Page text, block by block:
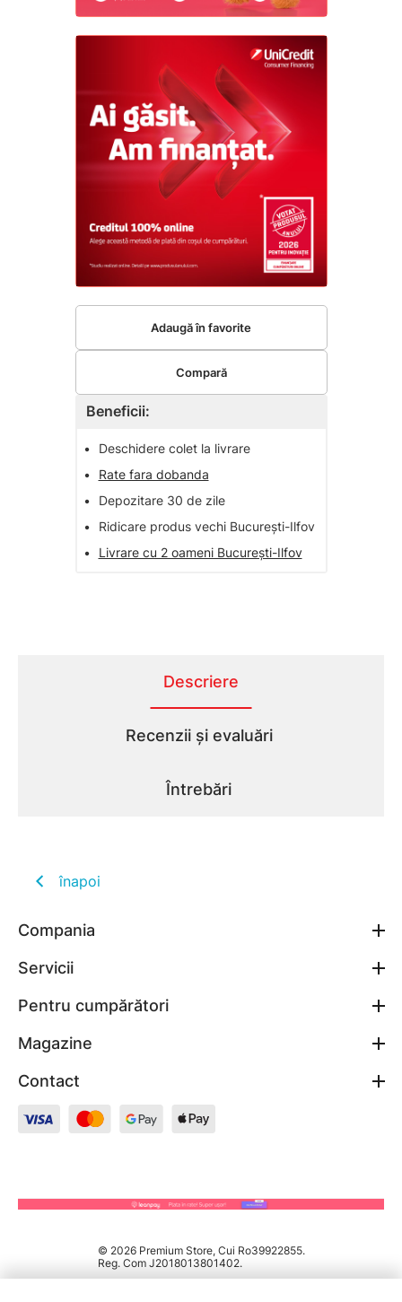
Beneficii:
•
Deschidere colet la livrare
•
Rate fara dobanda
•
Depozitare 30 de zile
•
Ridicare produs vechi București-Ilfov
•
Livrare cu 2 oameni București-Ilfov
Adaugă în favorite
Compară
Descriere
Recenzii și evaluări
Întrebări
înapoi
Compania
Servicii
Pentru cumpărători
Magazine
Contact
© 2026 Premium Store, Cui Ro39922855.
Reg. Com J2018013801402.